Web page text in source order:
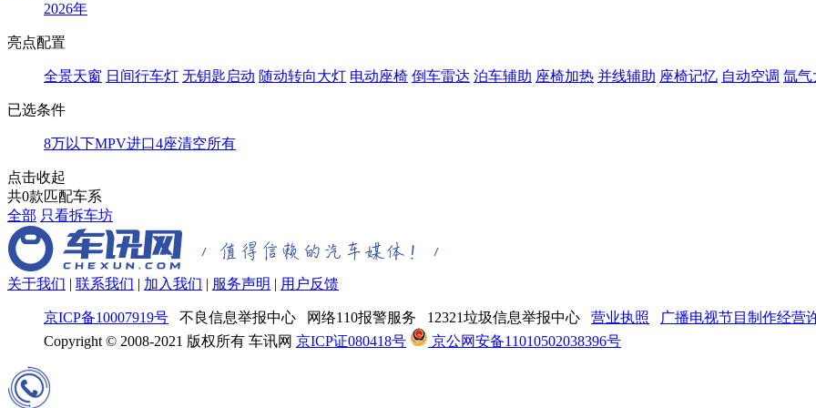
2026年
亮点配置
全景天窗 日间行车灯 无钥匙启动 随动转向大灯 电动座椅 倒车雷达 泊车辅助 座椅加热 并线辅助 座椅记忆 自动空调 氙气
已选条件
8万以下MPV进口4座清空所有
点击收起
共0款匹配车系
全部 只看拆车坊
关于我们 | 联系我们 | 加入我们 | 服务声明 | 用户反馈
京ICP备10007919号 不良信息举报中心 网络110报警服务 12321垃圾信息举报中心 营业执照
广播电视节目制作经营
Copyright © 2008-2021 版权所有 车讯网 京ICP证080418号 京公网安备11010502038396号